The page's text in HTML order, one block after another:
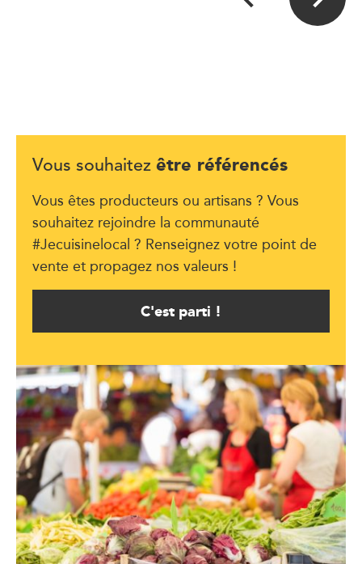
Vous souhaitez être référencés
Vous êtes producteurs ou artisans ? Vous
souhaitez rejoindre la communauté
#Jecuisinelocal ? Renseignez votre point de
vente et propagez nos valeurs !
C'est parti !